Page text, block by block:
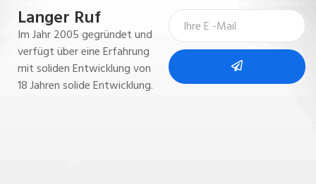
Langer Ruf
Im Jahr 2005 gegründet und
verfügt über eine Erfahrung
mit soliden Entwicklung von
18 Jahren solide Entwicklung.